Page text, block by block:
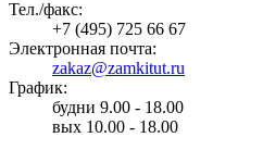
Тел./факс:
+7 (495) 725 66 67
Электронная почта:
zakaz@zamkitut.ru
График:
будни 9.00 - 18.00
вых 10.00 - 18.00